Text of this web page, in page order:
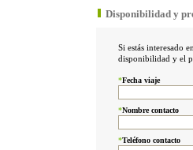
Disponibilidad y
Si estás interesado
disponibilidad y el
*Fecha viaje
*Nombre contacto
*Teléfono contacto